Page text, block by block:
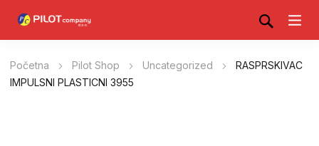
Početna Pilot Shop Uncategorized
RASPRSKIVAC
IMPULSNI PLASTICNI 3955